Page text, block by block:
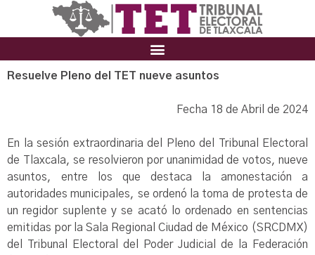
Resuelve Pleno del TET nueve asuntos
Fecha 18 de Abril de 2024
En la sesión extraordinaria del Pleno del Tribunal Electoral
de Tlaxcala, se resolvieron por unanimidad de votos, nueve
asuntos, entre los que destaca la amonestación a
autoridades municipales, se ordenó la toma de protesta de
un regidor suplente y se acató lo ordenado en sentencias
emitidas por la Sala Regional Ciudad de México (SRCDMX)
del Tribunal Electoral del Poder Judicial de la Federación